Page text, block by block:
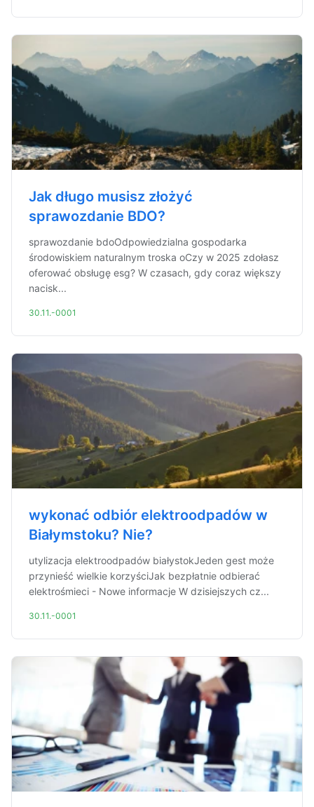
Jak długo musisz złożyć
sprawozdanie BDO?
sprawozdanie bdoOdpowiedzialna gospodarka
środowiskiem naturalnym troska oCzy w 2025 zdołasz
oferować obsługę esg? W czasach, gdy coraz większy
nacisk...
30.11.-0001
wykonać odbiór elektroodpadów w
Białymstoku? Nie?
utylizacja elektroodpadów białystokJeden gest może
przynieść wielkie korzyściJak bezpłatnie odbierać
elektrośmieci - Nowe informacje W dzisiejszych cz...
30.11.-0001